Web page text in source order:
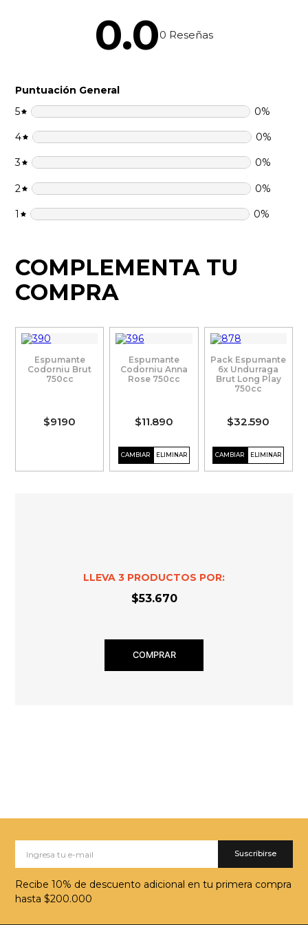
0.00 Reseñas
Puntuación General
5
0%
4 0%
3 0%
2 0%
1 0%
COMPLEMENTA TU
COMPRA
Espumante
Codorniu Brut
750cc
$9190
Pack Espumante
6x Undurraga
Brut Long Play
750cc
$32.590
Espumante
Codorniu Anna
Rose 750cc
$11.890
LLEVA 3 PRODUCTOS POR:
$53.670
COMPRAR
Suscribirse
Recibe 10% de descuento adicional en tu primera compra
hasta $200.000